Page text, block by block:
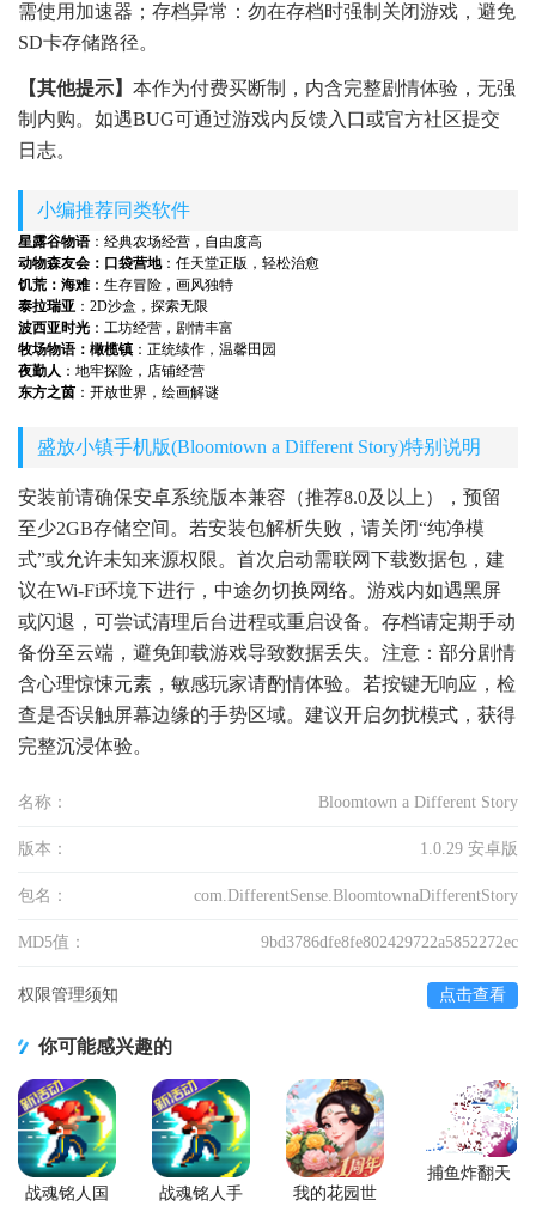
需使用加速器；存档异常：勿在存档时强制关闭游戏，避免
SD卡存储路径。
【其他提示】 本作为付费买断制，内含完整剧情体验，无强
制内购。如遇BUG可通过游戏内反馈入口或官方社区提交
日志。
小编推荐同类软件
星露谷物语 ：经典农场经营，自由度高
动物森友会：口袋营地：任天堂正版，轻松治愈
饥荒：海难 ：生存冒险，画风独特
泰拉瑞亚 ：2D沙盒，探索无限
波西亚时光 ：工坊经营，剧情丰富
牧场物语：橄榄镇 ：正统续作，温馨田园
夜勤人 ：地牢探险，店铺经营
东方之茵 ：开放世界，绘画解谜
盛放小镇手机版(Bloomtown a Different Story)特别说明
安装前请确保安卓系统版本兼容（推荐8.0及以上），预留
至少2GB存储空间。若安装包解析失败，请关闭“纯净模
式”或允许未知来源权限。首次启动需联网下载数据包，建
议在Wi-Fi环境下进行，中途勿切换网络。游戏内如遇黑屏
或闪退，可尝试清理后台进程或重启设备。存档请定期手动
备份至云端，避免卸载游戏导致数据丢失。注意：部分剧情
含心理惊悚元素，敏感玩家请酌情体验。若按键无响应，检
查是否误触屏幕边缘的手势区域。建议开启勿扰模式，获得
完整沉浸体验。
名称： Bloomtown a Different Story
版本： 1.0.29 安卓版
包名： com.DifferentSense.BloomtownaDifferentStory
MD5值： 9bd3786dfe8fe802429722a5852272ec
权限管理须知 点击查看
你可能感兴趣的
战魂铭人国
战魂铭人手
我的花园世
捕鱼炸翻天